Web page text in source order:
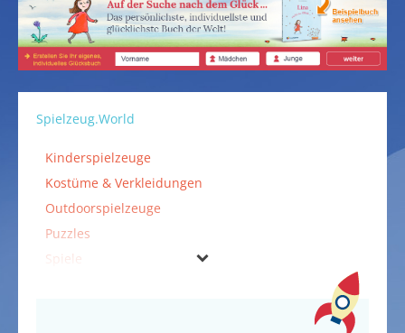
Spielzeug.World
Kinderspielzeuge
Kostüme & Verkleidungen
Outdoorspielzeuge
Puzzles
Spiele